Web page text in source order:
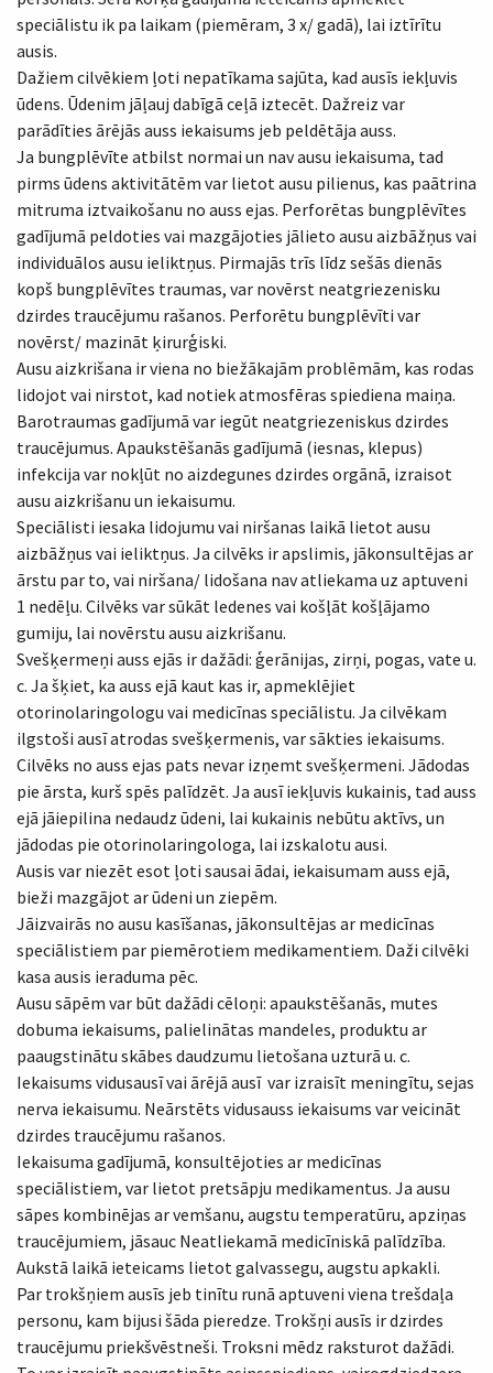
speciālistu ik pa laikam (piemēram, 3 x/ gadā), lai iztīrītu
ausis.
Dažiem cilvēkiem ļoti nepatīkama sajūta, kad ausīs iekļuvis
ūdens. Ūdenim jāļauj dabīgā ceļā iztecēt. Dažreiz var
parādīties ārējās auss iekaisums jeb peldētāja auss.
Ja bungplēvīte atbilst normai un nav ausu iekaisuma, tad
pirms ūdens aktivitātēm var lietot ausu pilienus, kas paātrina
mitruma iztvaikošanu no auss ejas. Perforētas bungplēvītes
gadījumā peldoties vai mazgājoties jālieto ausu aizbāžņus vai
individuālos ausu ieliktņus. Pirmajās trīs līdz sešās dienās
kopš bungplēvītes traumas, var novērst neatgriezenisku
dzirdes traucējumu rašanos. Perforētu bungplēvīti var
novērst/ mazināt ķirurģiski.
Ausu aizkrišana ir viena no biežākajām problēmām, kas rodas
lidojot vai nirstot, kad notiek atmosfēras spiediena maiņa.
Barotraumas gadījumā var iegūt neatgriezeniskus dzirdes
traucējumus. Apaukstēšanās gadījumā (iesnas, klepus)
infekcija var nokļūt no aizdegunes dzirdes orgānā, izraisot
ausu aizkrišanu un iekaisumu.
Speciālisti iesaka lidojumu vai niršanas laikā lietot ausu
aizbāžņus vai ieliktņus. Ja cilvēks ir apslimis, jākonsultējas ar
ārstu par to, vai niršana/ lidošana nav atliekama uz aptuveni
1 nedēļu. Cilvēks var sūkāt ledenes vai košļāt košļājamo
gumiju, lai novērstu ausu aizkrišanu.
Svešķermeņi auss ejās ir dažādi: ģerānijas, zirņi, pogas, vate u.
c. Ja šķiet, ka auss ejā kaut kas ir, apmeklējiet
otorinolaringologu vai medicīnas speciālistu. Ja cilvēkam
ilgstoši ausī atrodas svešķermenis, var sākties iekaisums.
Cilvēks no auss ejas pats nevar izņemt svešķermeni. Jādodas
pie ārsta, kurš spēs palīdzēt. Ja ausī iekļuvis kukainis, tad auss
ejā jāiepilina nedaudz ūdeni, lai kukainis nebūtu aktīvs, un
jādodas pie otorinolaringologa, lai izskalotu ausi.
Ausis var niezēt esot ļoti sausai ādai, iekaisumam auss ejā,
bieži mazgājot ar ūdeni un ziepēm.
Jāizvairās no ausu kasīšanas, jākonsultējas ar medicīnas
speciālistiem par piemērotiem medikamentiem. Daži cilvēki
kasa ausis ieraduma pēc.
Ausu sāpēm var būt dažādi cēloņi: apaukstēšanās, mutes
dobuma iekaisums, palielinātas mandeles, produktu ar
paaugstinātu skābes daudzumu lietošana uzturā u. c.
Iekaisums vidusausī vai ārējā ausī var izraisīt meningītu, sejas
nerva iekaisumu. Neārstēts vidusauss iekaisums var veicināt
dzirdes traucējumu rašanos.
Iekaisuma gadījumā, konsultējoties ar medicīnas
speciālistiem, var lietot pretsāpju medikamentus. Ja ausu
sāpes kombinējas ar vemšanu, augstu temperatūru, apziņas
traucējumiem, jāsauc Neatliekamā medicīniskā palīdzība.
Aukstā laikā ieteicams lietot galvassegu, augstu apkakli.
Par trokšņiem ausīs jeb tinītu runā aptuveni viena trešdaļa
personu, kam bijusi šāda pieredze. Trokšņi ausīs ir dzirdes
traucējumu priekšvēstneši. Troksni mēdz raksturot dažādi.